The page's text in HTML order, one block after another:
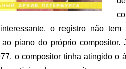
o registro não
ao piano do próprio
o compositor tinha atingido o